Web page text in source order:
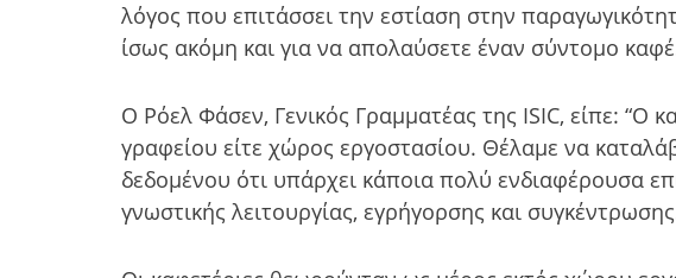
λόγος που επιτάσσει την εστίαση στην
ίσως ακόμη και για να απολαύσετε έναν σύντομο
Ο Ρόελ Φάσεν, Γενικός Γραμματέας της ISIC, είπε: “Ο
γραφείου είτε χώρος εργοστασίου. Θέλαμε να
δεδομένου ότι υπάρχει κάποια πολύ ενδιαφέρουσα
γνωστικής λειτουργίας, εγρήγορσης και